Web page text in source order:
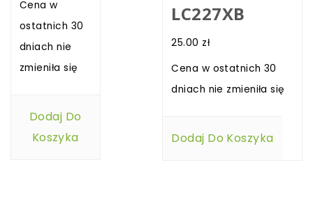
Cena w
ostatnich 30
dniach nie
zmieniła się
Dodaj Do
Koszyka
LC227XB
25.00 zł
Cena w ostatnich 30
dniach nie zmieniła się
Dodaj Do Koszyka